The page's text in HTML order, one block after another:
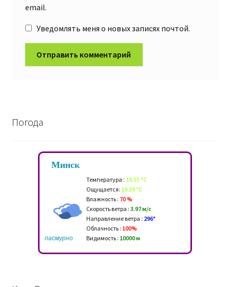
email.
Уведомлять меня о новых записях почтой.
Погода
Минск
пасмурно
Температура : 19.55 °C
Ощущается: 19.39 °C
Влажность : 70 %
Скорость ветра : 3.97 м/c
Направление ветра : 296°
Облачность : 100%
Видимость : 10000 м